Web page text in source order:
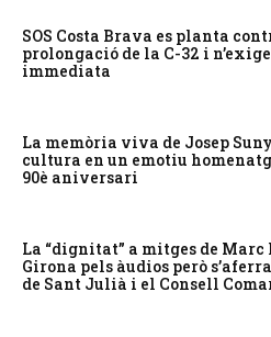
SOS Costa Brava es planta
prolongació de la C-32 i
immediata
La memòria viva de Josep
cultura en un emotiu
90è aniversari
La “dignitat” a mitges de
Girona pels àudios però
de Sant Julià i el Consell